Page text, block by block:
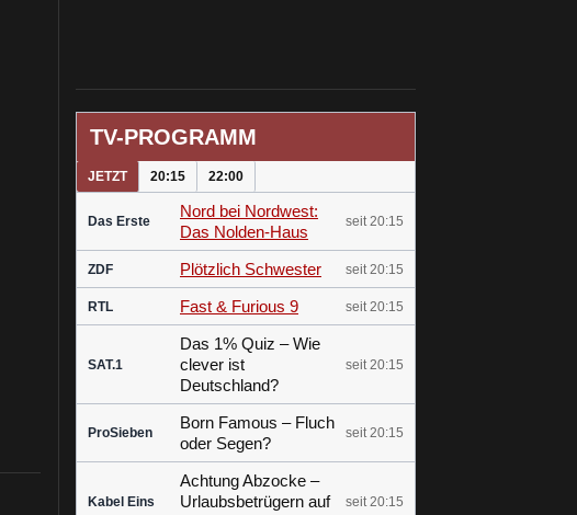
TV-PROGRAMM
JETZT 20:15 22:00
Das Erste
Nord bei Nordwest:
Das Nolden-Haus
seit 20:15
ZDF Plötzlich Schwester seit 20:15
RTL Fast & Furious 9 seit 20:15
SAT.1
Das 1% Quiz – Wie
clever ist
Deutschland?
seit 20:15
ProSieben
Born Famous – Fluch
oder Segen?
seit 20:15
Kabel Eins
Achtung Abzocke –
Urlaubsbetrügern auf
seit 20:15